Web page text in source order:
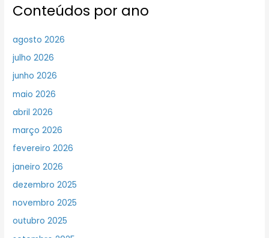
Conteúdos por ano
agosto 2026
julho 2026
junho 2026
maio 2026
abril 2026
março 2026
fevereiro 2026
janeiro 2026
dezembro 2025
novembro 2025
outubro 2025